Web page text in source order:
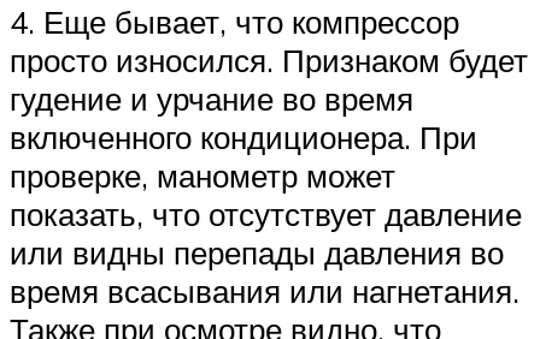
4. Еще бывает, что компрессор
просто износился. Признаком будет
гудение и урчание во время
включенного кондиционера. При
проверке, манометр может
показать, что отсутствует давление
или видны перепады давления во
время всасывания или нагнетания.
Также при осмотре видно, что